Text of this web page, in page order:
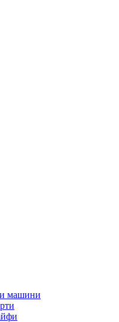
машини